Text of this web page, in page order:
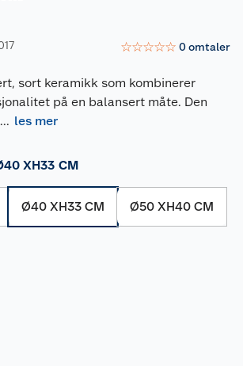
☆☆☆☆☆ 0omtaler
sort keramikk som kombinerer
på en balansert måte. Den
... les mer
XH33 CM
Ø40 XH33 CM Ø50 XH40 CM